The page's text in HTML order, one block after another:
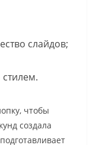
слайдов;
чтобы
создала